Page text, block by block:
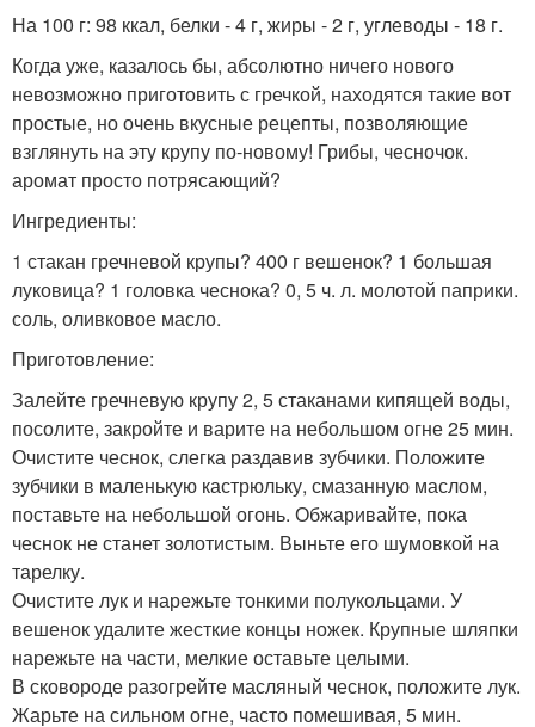
На 100 г: 98 ккал, белки - 4 г, жиры - 2 г, углеводы - 18 г.
Когда уже, казалось бы, абсолютно ничего нового
невозможно приготовить с гречкой, находятся такие вот
простые, но очень вкусные рецепты, позволяющие
взглянуть на эту крупу по-новому! Грибы, чесночок.
аромат просто потрясающий?
Ингредиенты:
1 стакан гречневой крупы? 400 г вешенок? 1 большая
луковица? 1 головка чеснока? 0, 5 ч. л. молотой паприки.
соль, оливковое масло.
Приготовление:
Залейте гречневую крупу 2, 5 стаканами кипящей воды,
посолите, закройте и варите на небольшом огне 25 мин.
Очистите чеснок, слегка раздавив зубчики. Положите
зубчики в маленькую кастрюльку, смазанную маслом,
поставьте на небольшой огонь. Обжаривайте, пока
чеснок не станет золотистым. Выньте его шумовкой на
тарелку.
Очистите лук и нарежьте тонкими полукольцами. У
вешенок удалите жесткие концы ножек. Крупные шляпки
нарежьте на части, мелкие оставьте целыми.
В сковороде разогрейте масляный чеснок, положите лук.
Жарьте на сильном огне, часто помешивая, 5 мин.